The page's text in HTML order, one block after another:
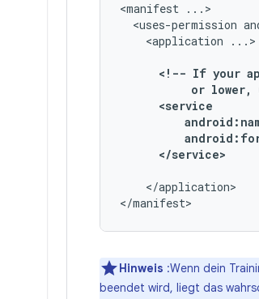
<manifest
<uses-permission
<application
<!-- If your
or lower,
</application>
</manifest>
Hinweis :Wenn dein
beendet wird, liegt das